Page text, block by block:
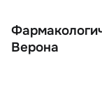
Верона